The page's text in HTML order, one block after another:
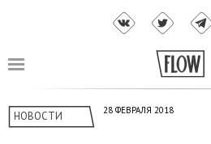
НОВОСТИ 28 ФЕВРАЛЯ 2018